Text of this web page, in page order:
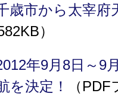
歳市から太宰
）
年9月8日～
を決定！
（